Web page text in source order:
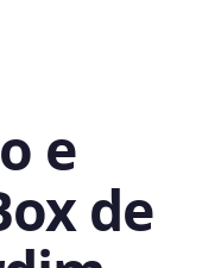
e
de